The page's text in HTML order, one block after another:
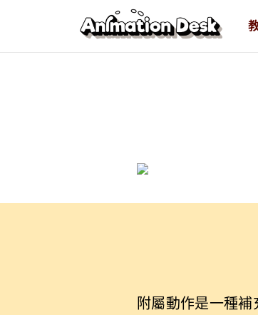
附屬動作是一種